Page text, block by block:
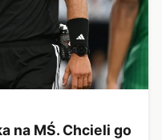
na MŚ. Chcieli go